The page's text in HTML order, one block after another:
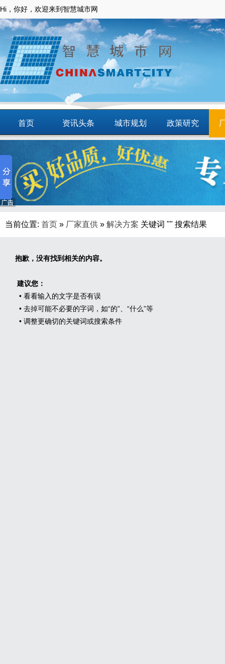
Hi，你好，欢迎来到智慧城市网
首页 资讯头条 城市规划 政策研究
智慧应用 商圈
当前位置: 首页 » 厂家直供 » 解决方案 关键词 "" 搜索结果
抱歉，没有找到相关的内容。
建议您：
• 看看输入的文字是否有误
• 去掉可能不必要的字词，如“的”、“什么”等
• 调整更确切的关键词或搜索条件